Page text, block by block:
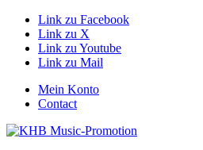
Link zu Facebook
Link zu X
Link zu Youtube
Link zu Mail
Mein Konto
Contact